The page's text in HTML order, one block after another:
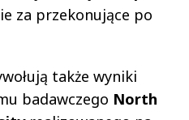
za przekonujące po
także wyniki
badawczego North